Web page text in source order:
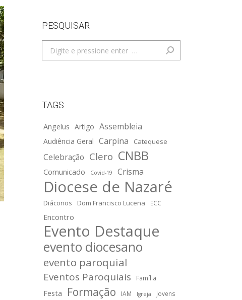
PESQUISAR
Search:
TAGS
Angelus Artigo Assembleia
Audiência Geral Carpina Catequese
Celebração Clero CNBB
Comunicado Covid-19 Crisma
Diocese de Nazaré
Diáconos Dom Francisco Lucena ECC
Encontro
Evento Destaque
evento diocesano
evento paroquial
Eventos Paroquiais Família
Festa Formação IAM Igreja Jovens